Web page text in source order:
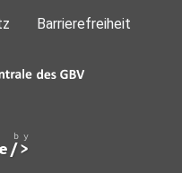
Barrierefreiheit